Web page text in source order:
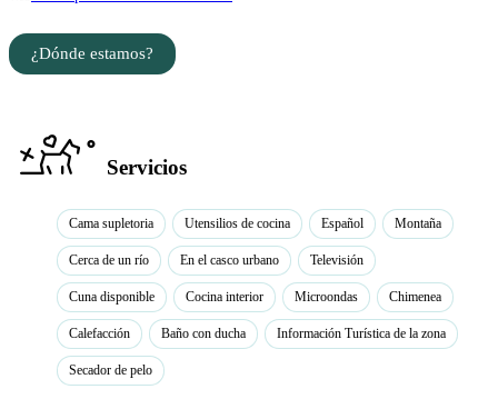
¿Dónde estamos?
Servicios
Cama supletoria Utensilios de cocina Español Montaña
Cerca de un río En el casco urbano Televisión
Cuna disponible Cocina interior Microondas Chimenea
Calefacción Baño con ducha Información Turística de la zona
Secador de pelo